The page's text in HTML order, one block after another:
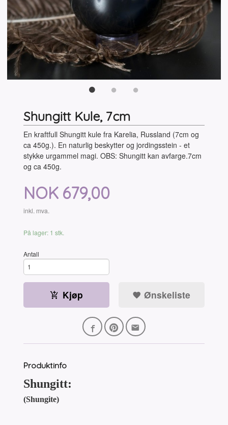
Shungitt Kule, 7cm
En kraftfull Shungitt kule fra Karelia, Russland (7cm og
ca 450g.). En naturlig beskytter og jordingsstein - et
stykke urgammel magi. OBS: Shungitt kan avfarge.7cm
og ca 450g.
Pris
NOK 679,00
inkl. mva.
På lager: 1 stk.
Antall
Kjøp Ønskeliste
Produktinfo
Shungitt:
(Shungite)